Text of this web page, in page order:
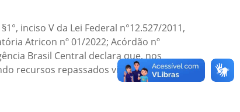
inciso V da Lei Federal n°12.527/2011,
Atricon nº 01/2022; Acórdão nº
Brasil Central declara que, nos
recursos repassados via